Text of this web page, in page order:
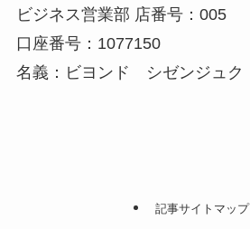
ビジネス営業部 店番号：005
口座番号：1077150
名義：ビヨンド シゼンジュク
記事サイトマップ